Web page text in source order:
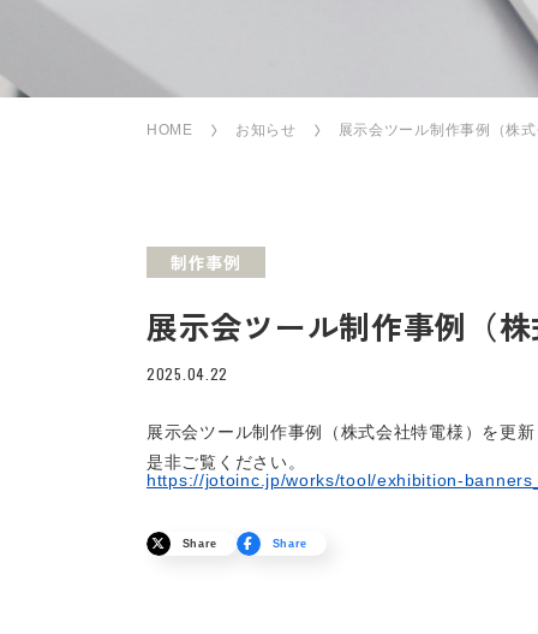
HOME お知らせ 展示会ツール制作事例（株
制作事例
展示会ツール制作事例（
2025.04.22
展示会ツール制作事例（株式会社特電様）を更
是非ご覧ください。
https://jotoinc.jp/works/tool/exhibition-
Share Share